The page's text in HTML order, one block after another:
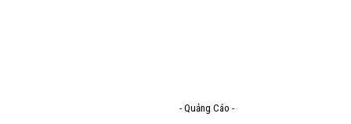
- Quảng Cáo -